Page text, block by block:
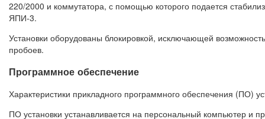
220/2000 и коммутатора, с помощью которого подается
ЯПИ-3.
Установки оборудованы блокировкой, исключающей
пробоев.
Программное обеспечение
Характеристики прикладного программного обеспечения (ПО)
ПО установки устанавливается на персональный компьютер и